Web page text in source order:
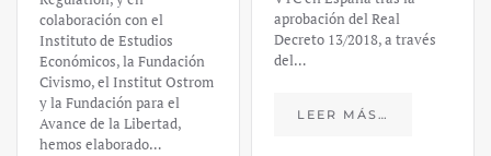
colaboración con el
Instituto de Estudios
Económicos, la Fundación
Civismo, el Institut Ostrom
y la Fundación para el
Avance de la Libertad,
hemos elaborado…
aprobación del Real
Decreto 13/2018, a través
del…
LEER MÁS…